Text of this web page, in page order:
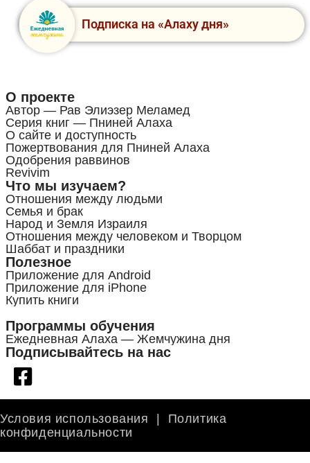
Подписка на «Алаху дня»
О проекте
Автор — Рав Элиэзер Меламед
Серия книг — Пниней Алаха
О сайте и доступность
Пожертвования для Пниней Алаха
Одобрения раввинов
Revivim
Что мы изучаем?
Отношения между людьми
Семья и брак
Народ и Земля Израиля
Отношения между человеком и Творцом
Шаббат и праздники
Полезное
Приложение для Android
Приложение для iPhone
Купить книги
Программы обучения
Ежедневная Алаха — Жемчужина дня
Подписывайтесь на нас
Условия использования | Политика
конфиденциальности